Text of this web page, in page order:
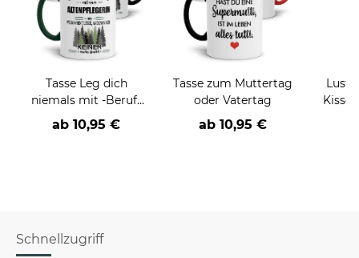
Tasse Leg dich
niemals mit -Beruf-
an
ab 10,95 €
Tasse zum Muttertag
oder Vatertag
ab 10,95 €
Kissen -
Schnellzugriff